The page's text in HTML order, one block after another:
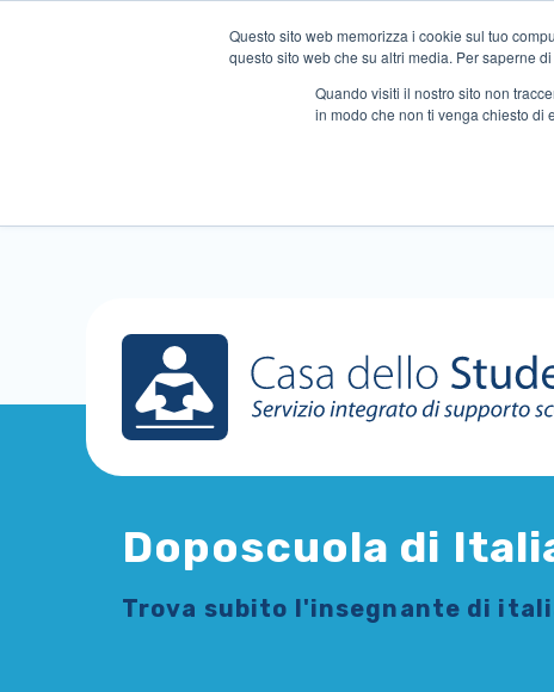
Questo sito web memorizza i cookie sul tuo
questo sito web che su altri media. Per saperne
Quando visiti il ​​nostro sito non
in modo che non ti venga chiesto di
Doposcuola di
Trova subito l'insegnante di